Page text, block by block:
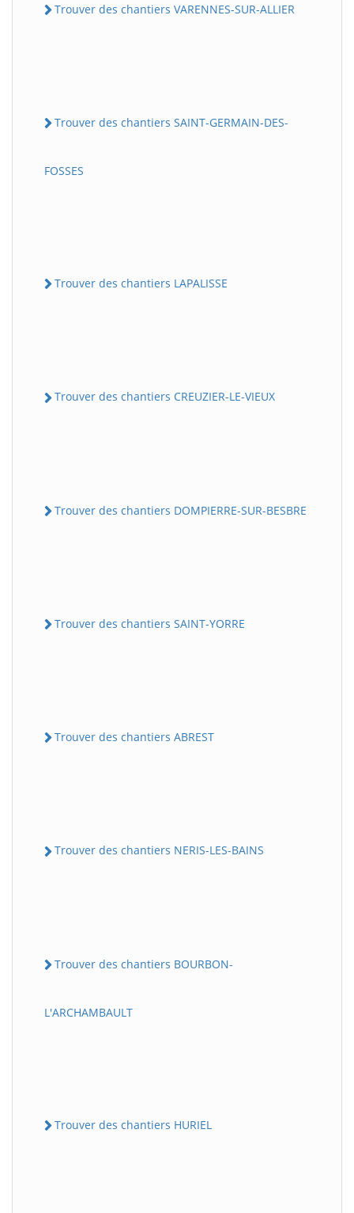
Trouver des chantiers VARENNES-SUR-ALLIER
Trouver des chantiers SAINT-GERMAIN-DES-
FOSSES
Trouver des chantiers LAPALISSE
Trouver des chantiers CREUZIER-LE-VIEUX
Trouver des chantiers DOMPIERRE-SUR-BESBRE
Trouver des chantiers SAINT-YORRE
Trouver des chantiers ABREST
Trouver des chantiers NERIS-LES-BAINS
Trouver des chantiers BOURBON-
L'ARCHAMBAULT
Trouver des chantiers HURIEL